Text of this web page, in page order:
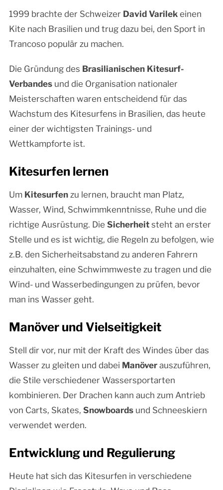
1999 brachte der Schweizer David Varilekeinen
Kite nach Brasilien und trug dazu bei, den Sport in
Trancoso populär zu machen.
Die Gründung des Brasilianischen Kitesurf-
Verbandesund die Organisation nationaler
Meisterschaften waren entscheidend für das
Wachstum des Kitesurfens in Brasilien, das heute
einer der wichtigsten Trainings- und
Wettkampforte ist.
Kitesurfen lernen
Um Kitesurfenzu lernen, braucht man Platz,
Wasser, Wind, Schwimmkenntnisse, Ruhe und die
richtige Ausrüstung. Die Sicherheitsteht an erster
Stelle und es ist wichtig, die Regeln zu befolgen, wie
z.B. den Sicherheitsabstand zu anderen Fahrern
einzuhalten, eine Schwimmweste zu tragen und die
Wind- und Wasserbedingungen zu prüfen, bevor
man ins Wasser geht.
Manöver und Vielseitigkeit
Stell dir vor, nur mit der Kraft des Windes über das
Wasser zu gleiten und dabei Manöverauszuführen,
die Stile verschiedener Wassersportarten
kombinieren. Der Drachen kann auch zum Antrieb
von Carts, Skates, Snowboardsund Schneeskiern
verwendet werden.
Entwicklung und Regulierung
Heute hat sich das Kitesurfen in verschiedene